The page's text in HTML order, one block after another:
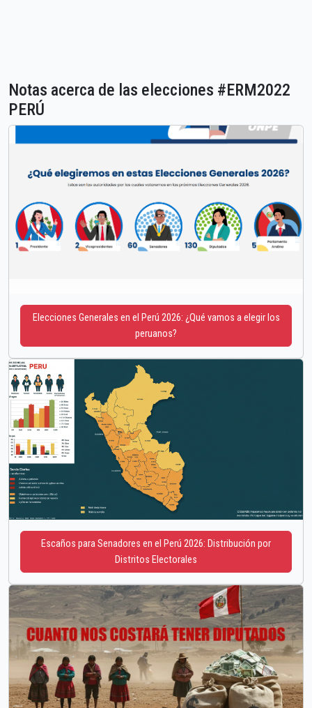
Notas acerca de las elecciones #ERM2022
PERÚ
Elecciones Generales en el Perú 2026: ¿Qué vamos a elegir los
peruanos?
Escaños para Senadores en el Perú 2026: Distribución por
Distritos Electorales